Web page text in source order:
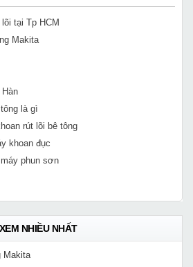
tại Tp HCM
Makita
là gì
rút lõi bê tông
khoan đục
phun sơn
XEM NHIỀU NHẤT
Makita